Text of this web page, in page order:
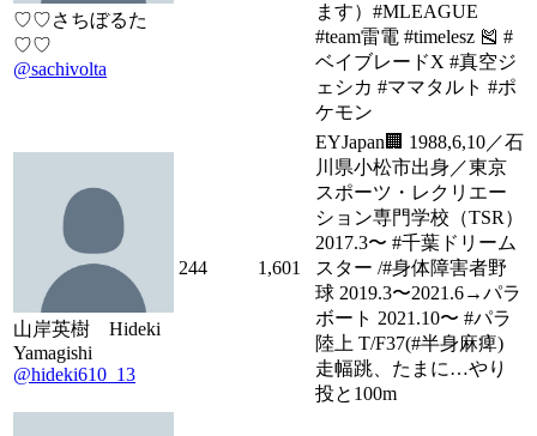
♡♡さちぼるた
♡♡
@sachivolta
ます）#MLEAGUE
#team雷電 #timelesz 🎽 #
ベイブレードX #真空ジ
ェシカ #ママタルト #ポ
ケモン
山岸英樹 Hideki
Yamagishi
@hideki610_13
244 1,601
EYJapan🏢 1988,6,10／石
川県小松市出身／東京
スポーツ・レクリエー
ション専門学校（TSR）
2017.3〜 #千葉ドリーム
スター /#身体障害者野
球 2019.3〜2021.6→パラ
ボート 2021.10〜 #パラ
陸上 T/F37(#半身麻痺)
走幅跳、たまに…やり
投と100m